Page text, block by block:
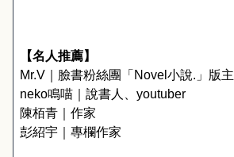
【名人推薦】
Mr.V ｜臉書粉絲團「 Novel 小說. 」版主
neko鳴喵｜說書人、 youtuber
陳栢青｜作家
彭紹宇｜專欄作家